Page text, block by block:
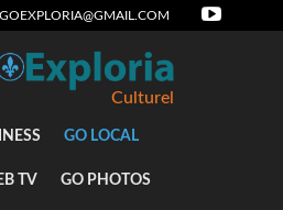
Culturel
GO LOCAL
TV GO PHOTOS